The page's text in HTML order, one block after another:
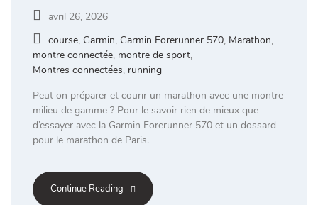
avril 26, 2026
course, Garmin, Garmin Forerunner 570, Marathon,
montre connectée, montre de sport,
Montres connectées, running
Peut on préparer et courir un marathon avec une montre
milieu de gamme ? Pour le savoir rien de mieux que
d’essayer avec la Garmin Forerunner 570 et un dossard
pour le marathon de Paris.
Continue Reading